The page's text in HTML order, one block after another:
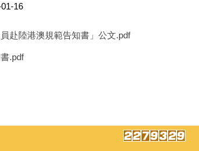
16
赴陸港澳規範告知書」公文.pdf
.pdf